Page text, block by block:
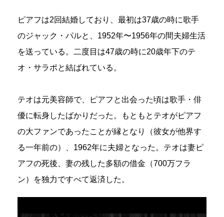
ピアフは2回結婚しており、最初は37歳の時に歌手
のジャック・パルと、1952年〜1956年の間夫婦生活
を送っている。二度目は47歳の時に20歳年下のテ
オ・サラポと結ばれている。
テオは元美容師で、ピアフと出会った頃は歌手・俳
優に転身したばかりだった。もともとテオがピアフ
の大ファンであったことが縁となり（彼女が他界す
る一年前の）、1962年に夫婦となった。テオは妻ピ
アフの死後、妻の残した多額の借金（700万フラ
ン）を独力ですべて返済した。